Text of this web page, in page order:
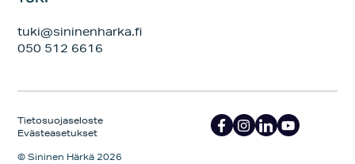
tuki@sininenharka.fi
050 512 6616
Tietosuojaseloste
Evästeasetukset
© Sininen Härkä 2026